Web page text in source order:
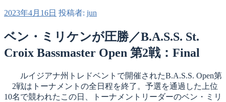
投
日:
2023年4月16日 投稿者: jun
ベン・ミリケンが圧勝／B.A.S.S. St.
Croix Bassmaster Open 第2戦：Final
ルイジアナ州トレドベントで開催されたB.A.S.S. Open第
2戦はトーナメントの全日程を終了。予選を通過した上位
10名で競われたこの日、トーナメントリーダーのベン・ミリ